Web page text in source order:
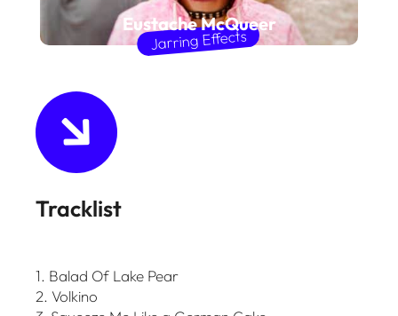
Eustache McQueer
Jarring Effects
Tracklist
1. Balad Of Lake Pear
2. Volkino